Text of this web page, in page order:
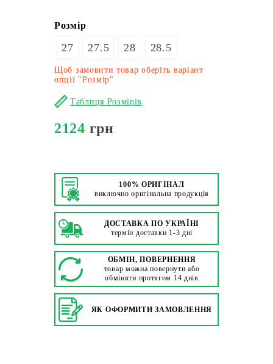
Розмір
27 27.5 28 28.5
Щоб замовити товар оберіть варіант
опції "Розмір"
Таблиця Розмірів
2124 грн
100% ОРИГІНАЛ
виключно оригінальна продукція
ДОСТАВКА ПО УКРАЇНІ
термін доставки 1-3 дні
ОБМІН, ПОВЕРНЕННЯ
товар можна повернути або
обміняти протягом 14 днів
ЯК ОФОРМИТИ ЗАМОВЛЕННЯ